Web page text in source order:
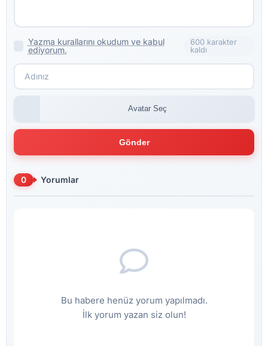
Yazma kurallarını okudum ve kabul
ediyorum.
600 karakter
kaldı
Avatar Seç
Gönder
0 Yorumlar
Bu habere henüz yorum yapılmadı.
İlk yorum yazan siz olun!